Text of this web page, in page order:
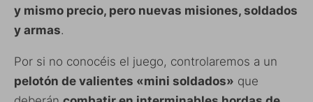
y mismo precio, pero nuevas misiones, soldados
y armas.
Por si no conocéis el juego, controlaremos a un
pelotón de valientes «mini soldados» que